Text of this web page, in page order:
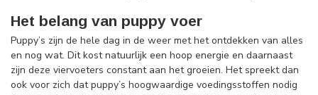
Het belang van puppy voer
Puppy’s zijn de hele dag in de weer met het ontdekken van alles
en nog wat. Dit kost natuurlijk een hoop energie en daarnaast
zijn deze viervoeters constant aan het groeien. Het spreekt dan
ook voor zich dat puppy’s hoogwaardige voedingsstoffen nodig